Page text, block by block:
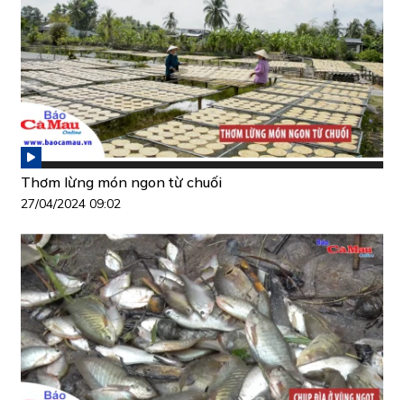
Thơm lừng món ngon từ chuối
27/04/2024 09:02